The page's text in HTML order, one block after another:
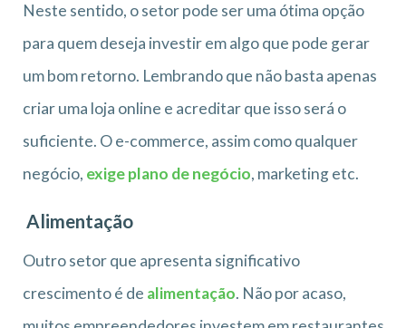
Neste sentido, o setor pode ser uma ótima opção
para quem deseja investir em algo que pode gerar
um bom retorno. Lembrando que não basta apenas
criar uma loja online e acreditar que isso será o
suficiente. O e-commerce, assim como qualquer
negócio, exige plano de negócio, marketing etc.
Alimentação
Outro setor que apresenta significativo
crescimento é de alimentação. Não por acaso,